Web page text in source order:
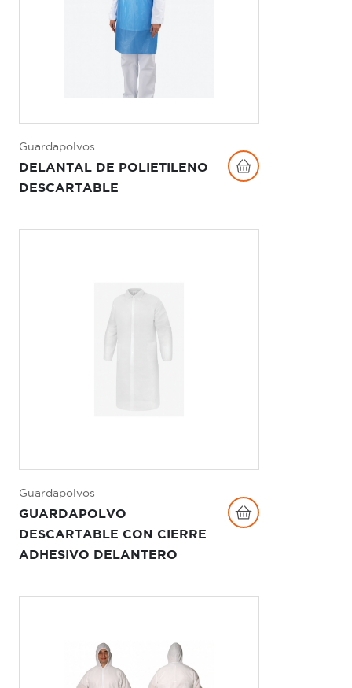
Guardapolvos
DELANTAL DE POLIETILENO
DESCARTABLE
Guardapolvos
GUARDAPOLVO
DESCARTABLE CON CIERRE
ADHESIVO DELANTERO